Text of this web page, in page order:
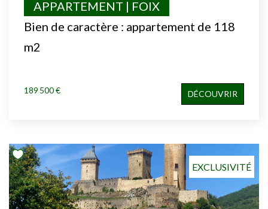
Bien de caractère : appartement de 118
m2
APPARTEMENT | FOIX
189 500 € DÉCOUVRIR
EXCLUSIVITÉ